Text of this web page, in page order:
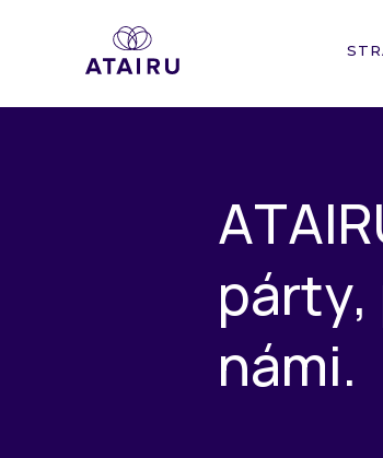
ATAIR
párty,
námi.